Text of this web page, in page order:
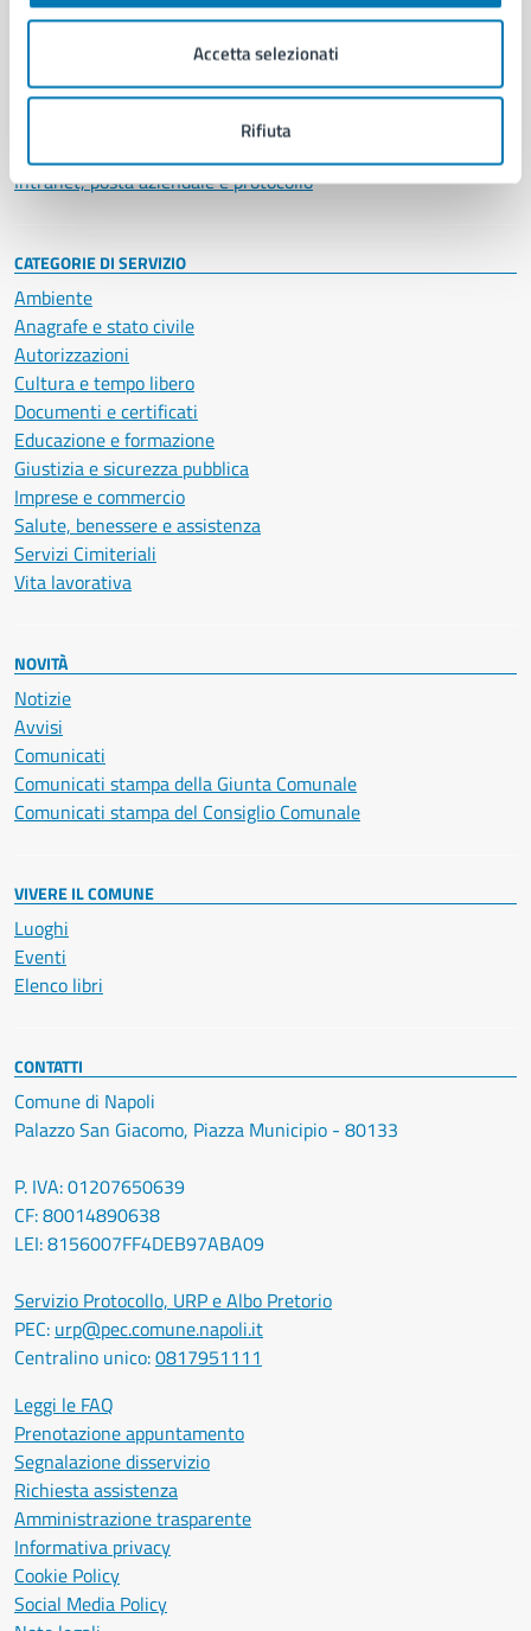
Accetta selezionati
Rifiuta
Municipalità
Politici
Intranet, posta aziendale e protocollo
CATEGORIE DI SERVIZIO
Ambiente
Anagrafe e stato civile
Autorizzazioni
Cultura e tempo libero
Documenti e certificati
Educazione e formazione
Giustizia e sicurezza pubblica
Imprese e commercio
Salute, benessere e assistenza
Servizi Cimiteriali
Vita lavorativa
NOVITÀ
Notizie
Avvisi
Comunicati
Comunicati stampa della Giunta Comunale
Comunicati stampa del Consiglio Comunale
VIVERE IL COMUNE
Luoghi
Eventi
Elenco libri
CONTATTI
Comune di Napoli
Palazzo San Giacomo, Piazza Municipio - 80133
P. IVA: 01207650639
CF: 80014890638
LEI: 8156007FF4DEB97ABA09
Servizio Protocollo, URP e Albo Pretorio
PEC: urp@pec.comune.napoli.it
Centralino unico:0817951111
Leggi le FAQ
Prenotazione appuntamento
Segnalazione disservizio
Richiesta assistenza
Amministrazione trasparente
Informativa privacy
Cookie Policy
Social Media Policy